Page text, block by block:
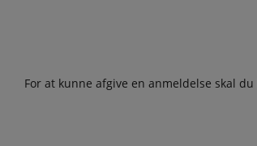
For at kunne afgive en anmeldelse skal du